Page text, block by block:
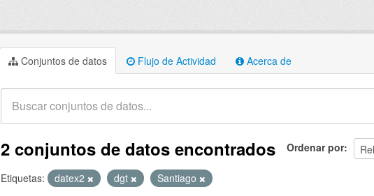
Conjuntos de datos Flujo de Actividad Acerca de
Ordenar por
2 conjuntos de datos encontrados
Etiquetas: datex2 dgt Santiago